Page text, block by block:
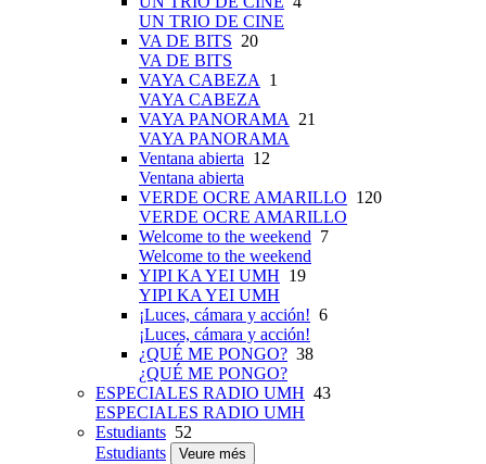
UN TRIO DE CINE
VA DE BITS 20
VA DE BITS
VAYA CABEZA
1
VAYA CABEZA
VAYA PANORAMA
21
VAYA PANORAMA
Ventana abierta 12
Ventana abierta
VERDE OCRE AMARILLO 120
VERDE OCRE AMARILLO
Welcome to the weekend 7
Welcome to the weekend
YIPI KA YEI UMH 19
YIPI KA YEI UMH
¡Luces, cámara y acción! 6
¡Luces, cámara y acción!
¿QUÉ ME PONGO? 38
¿QUÉ ME PONGO?
ESPECIALES RADIO UMH 43
ESPECIALES RADIO UMH
Estudiants 52
Estudiants
Veure més